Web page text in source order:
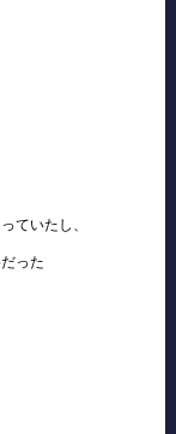
ていたし、
った